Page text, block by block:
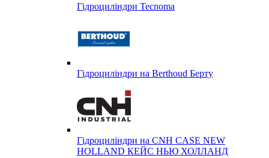
Гідроциліндри Tecnoma
Гідроциліндри на Berthoud Берту
Гідроциліндри на CNH CASE NEW
HOLLAND КЕЙС НЬЮ ХОЛЛАНД